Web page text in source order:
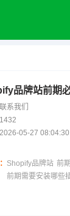
品牌站前期
联系我们
1432
2026-05-27 08:04:30
Shopify品牌站 前
前期需要安装哪些